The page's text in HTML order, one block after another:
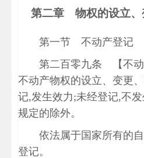
第二章 物权的设立、
第一节 不动产登记
第二百零九条 【不动
不动产物权的设立、变更
记,发生效力;未经登记,不
规定的除外。
依法属于国家所有的
登记。